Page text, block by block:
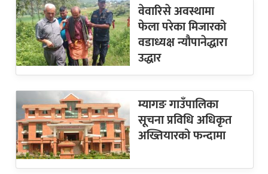
वेवारिसे अवस्थामा
फेला परेका मिजारको
वडाध्यक्ष न्यौपानेद्धारा
उद्धार
म्यागङ गाउँपालिका
सूचना प्रविधि अधिकृत
अख्तियारको फन्दामा